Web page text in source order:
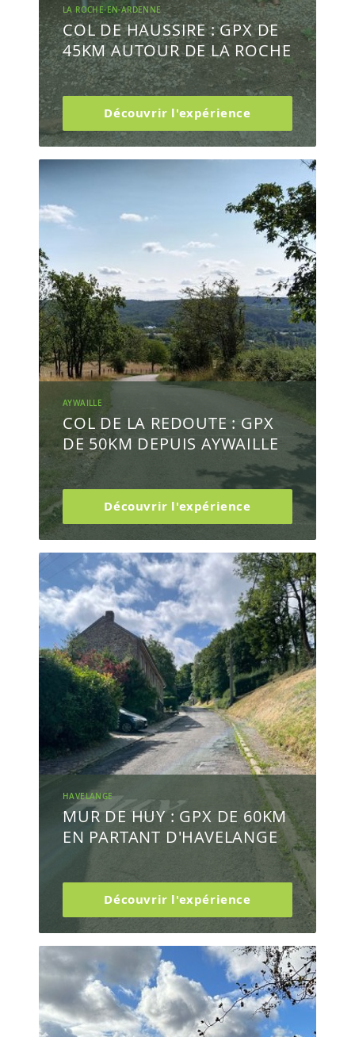
LA ROCHE-EN-ARDENNE
COL DE HAUSSIRE : GPX DE
45KM AUTOUR DE LA ROCHE
Découvrir l'expérience
AYWAILLE
COL DE LA REDOUTE : GPX
DE 50KM DEPUIS AYWAILLE
Découvrir l'expérience
HAVELANGE
MUR DE HUY : GPX DE 60KM
EN PARTANT D'HAVELANGE
Découvrir l'expérience